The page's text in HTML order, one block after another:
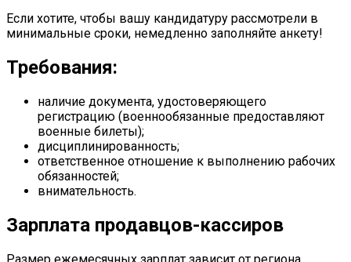
Если хотите, чтобы вашу кандидатуру рассмотрели в
минимальные сроки, немедленно заполняйте анкету!
Требования:
наличие документа, удостоверяющего
регистрацию (военнообязанные предоставляют
военные билеты);
дисциплинированность;
ответственное отношение к выполнению рабочих
обязанностей;
внимательность.
Зарплата продавцов-кассиров